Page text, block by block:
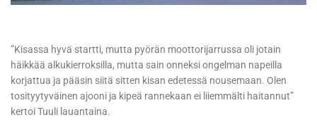
”Kisassa hyvä startti, mutta pyörän moottorijarrussa oli jotain
häikkää alkukierroksilla, mutta sain onneksi ongelman napeilla
korjattua ja pääsin siitä sitten kisan edetessä nousemaan. Olen
tosityytyväinen ajooni ja kipeä rannekaan ei liiemmälti haitannut”
kertoi Tuuli lauantaina.